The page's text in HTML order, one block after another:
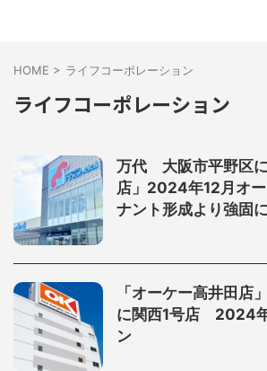
HOME > ライフコーポレーション
ライフコーポレーション
万代 大阪市平野区
店」2024年12月オ
ナント形成より強固に
「オーケー高井田店
に関西1号店 2024
ン